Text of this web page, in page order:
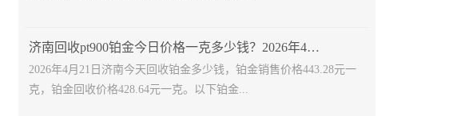
济南回收pt900铂金今日价格一克多少钱？2026年4月21日铂金价格查询
2026年4月21日济南今天回收铂金多少钱，铂金销售价格443.28元一
克，铂金回收价格428.64元一克。以下铂金...